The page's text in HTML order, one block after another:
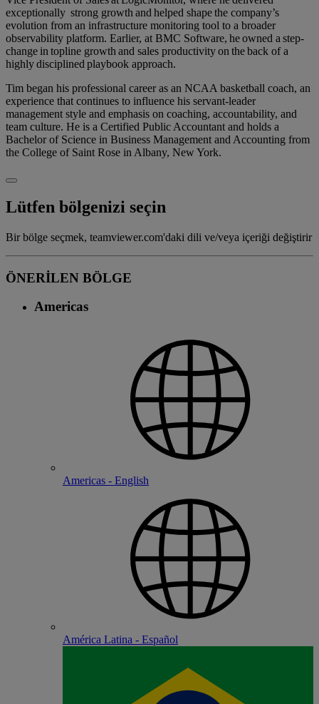
exceptionally strong growth and helped shape the company’s
evolution from an infrastructure monitoring tool to a broader
observability platform. Earlier, at BMC Software, he owned a step-
change in topline growth and sales productivity on the back of a
highly disciplined playbook approach.
Tim began his professional career as an NCAA basketball coach, an
experience that continues to influence his servant-leader
management style and emphasis on coaching, accountability, and
team culture. He is a Certified Public Accountant and holds a
Bachelor of Science in Business Management and Accounting from
the College of Saint Rose in Albany, New York.
Lütfen bölgenizi seçin
Bir bölge seçmek, teamviewer.com'daki dili ve/veya içeriği değiştirir
ÖNERİLEN BÖLGE
Americas
Americas - English
América Latina - Español